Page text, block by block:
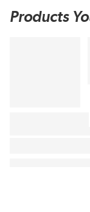
Products